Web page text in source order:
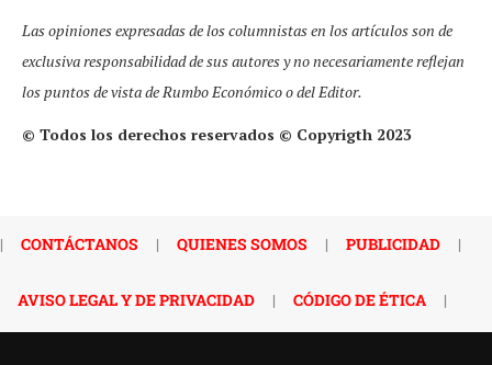
Las opiniones expresadas de los columnistas en los artículos son de
exclusiva responsabilidad de sus autores y no necesariamente reflejan
los puntos de vista de Rumbo Económico o del Editor.
© Todos los derechos reservados © Copyrigth 2023
| CONTÁCTANOS | QUIENES SOMOS | PUBLICIDAD |
AVISO LEGAL Y DE PRIVACIDAD | CÓDIGO DE ÉTICA |